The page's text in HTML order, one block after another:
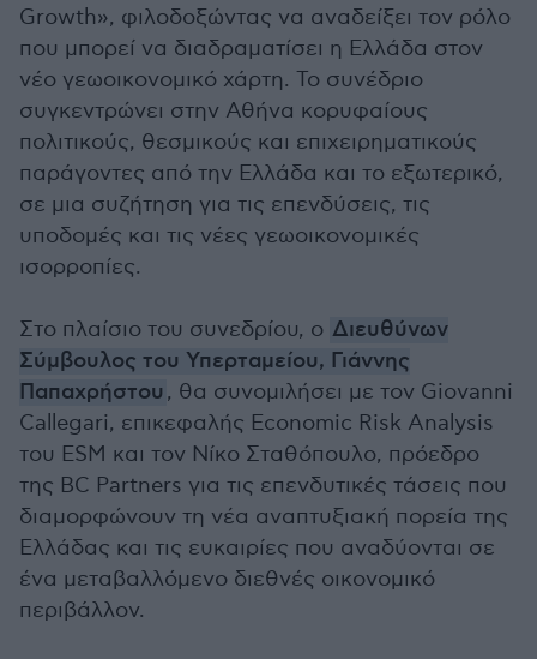
Growth», φιλοδοξώντας να αναδείξει τον ρόλο
που μπορεί να διαδραματίσει η Ελλάδα στον
νέο γεωοικονομικό χάρτη. Το συνέδριο
συγκεντρώνει στην Αθήνα κορυφαίους
πολιτικούς, θεσμικούς και επιχειρηματικούς
παράγοντες από την Ελλάδα και το εξωτερικό,
σε μια συζήτηση για τις επενδύσεις, τις
υποδομές και τις νέες γεωοικονομικές
ισορροπίες.
Στο πλαίσιο του συνεδρίου, ο Διευθύνων
Σύμβουλος του Υπερταμείου, Γιάννης
Παπαχρήστου , θα συνομιλήσει με τον Giovanni
Callegari, επικεφαλής Economic Risk Analysis
του ESM και τον Νίκο Σταθόπουλο, πρόεδρο
της BC Partners για τις επενδυτικές τάσεις που
διαμορφώνουν τη νέα αναπτυξιακή πορεία της
Ελλάδας και τις ευκαιρίες που αναδύονται σε
ένα μεταβαλλόμενο διεθνές οικονομικό
περιβάλλον.